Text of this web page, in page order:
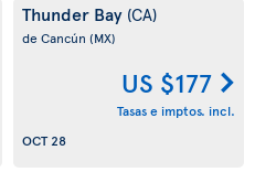
Thunder Bay (CA)
de Cancún (MX)
US $177
Tasas e imptos. incl.
OCT 28